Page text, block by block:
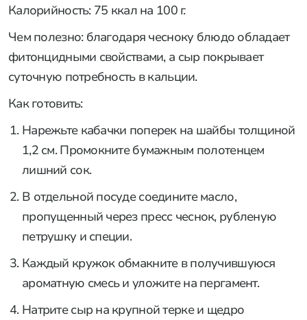
Калорийность: 75 ккал на 100 г.
Чем полезно: благодаря чесноку блюдо обладает
фитонцидными свойствами, а сыр покрывает
суточную потребность в кальции.
Как готовить:
Нарежьте кабачки поперек на шайбы толщиной
1,2 см. Промокните бумажным полотенцем
лишний сок.
В отдельной посуде соедините масло,
пропущенный через пресс чеснок, рубленую
петрушку и специи.
Каждый кружок обмакните в получившуюся
ароматную смесь и уложите на пергамент.
Натрите сыр на крупной терке и щедро